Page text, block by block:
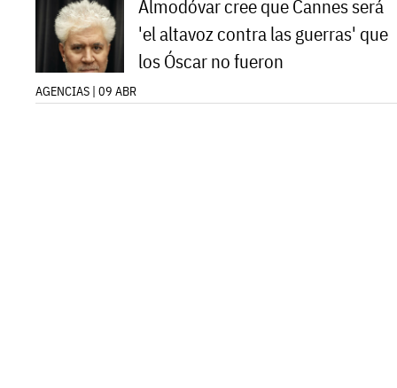
Almodóvar cree que Cannes será
'el altavoz contra las guerras' que
los Óscar no fueron
AGENCIAS | 09 ABR